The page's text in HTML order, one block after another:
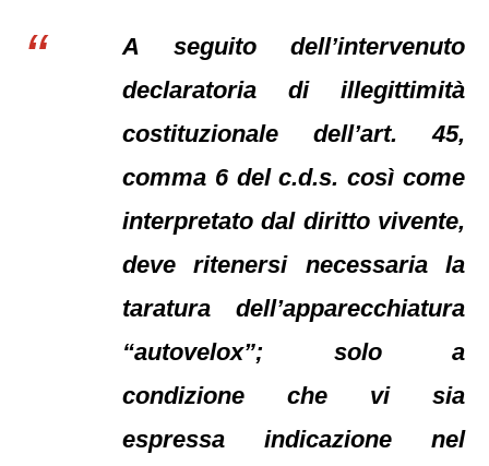
A seguito dell’intervenuto
declaratoria di illegittimità
costituzionale dell’art. 45,
comma 6 del c.d.s. così come
interpretato dal diritto vivente,
deve ritenersi necessaria la
taratura dell’apparecchiatura
“autovelox”; solo a
condizione che vi sia
espressa indicazione nel